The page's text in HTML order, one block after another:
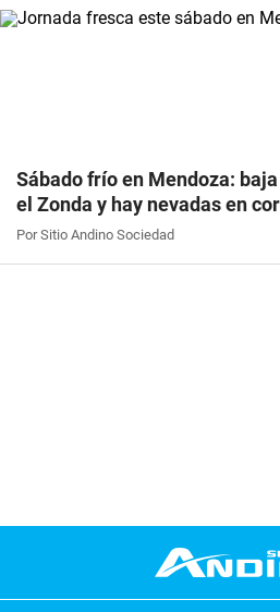
Sábado frío en Mendoza:
el Zonda y hay nevadas en
Por Sitio Andino Sociedad